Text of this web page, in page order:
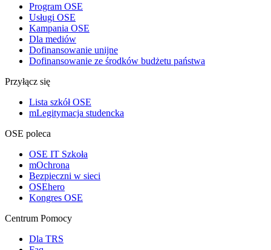
Program OSE
Usługi OSE
Kampania OSE
Dla mediów
Dofinansowanie unijne
Dofinansowanie ze środków budżetu państwa
Przyłącz się
Lista szkół OSE
mLegitymacja studencka
OSE poleca
OSE IT Szkoła
mOchrona
Bezpieczni w sieci
OSEhero
Kongres OSE
Centrum Pomocy
Dla TRS